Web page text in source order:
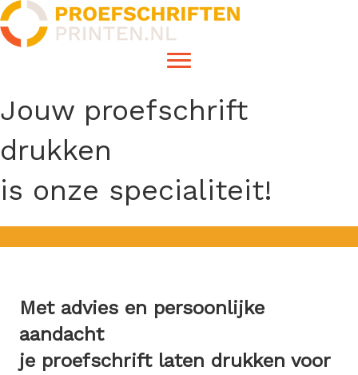
Jouw proefschrift
drukken
is onze specialiteit!
Met advies en persoonlijke
aandacht
je proefschrift laten drukken voor